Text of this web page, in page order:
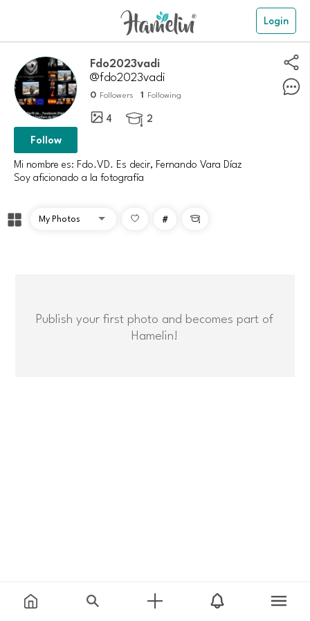
Login
Fdo2023vadi
@fdo2023vadi
0 Followers 1 Following
4  2
Follow
Mi nombre es: Fdo.VD. Es decir, Fernando Vara Díaz
Soy aficionado a la fotografía
# 
Publish your first photo and becomes part of
Hamelin!